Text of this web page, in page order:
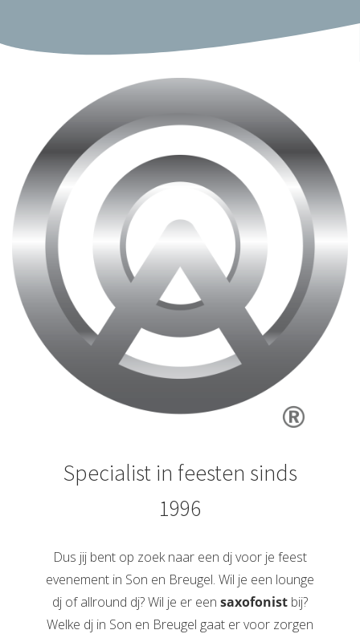
Specialist in feesten sinds
1996
Dus jij bent op zoek naar een dj voor je feest
evenement in Son en Breugel. Wil je een lounge
dj of allround dj? Wil je er een saxofonist bij?
Welke dj in Son en Breugel gaat er voor zorgen